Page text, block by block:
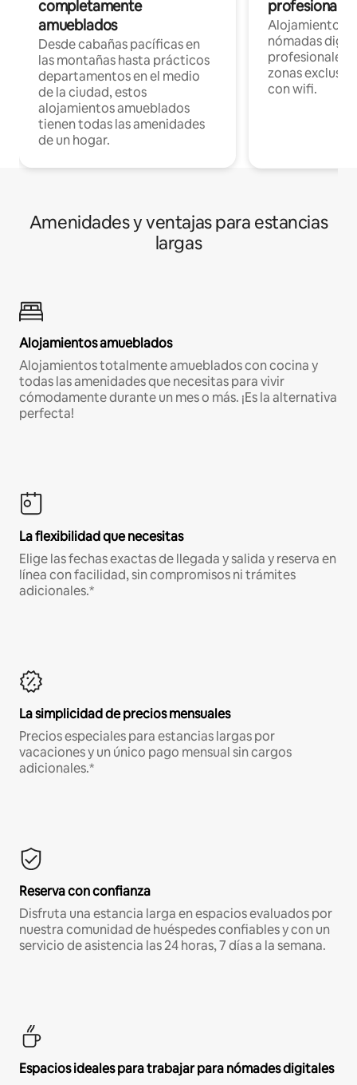
completamente
amueblados
Desde cabañas pacíficas en
las montañas hasta prácticos
departamentos en el medio
de la ciudad, estos
alojamientos amueblados
tienen todas las amenidades
de un hogar.
Alojamientos
nómadas
profesionales
zonas
con wifi.
Amenidades y ventajas para estancias
largas
Alojamientos amueblados
Alojamientos totalmente amueblados con cocina y
todas las amenidades que necesitas para vivir
cómodamente durante un mes o más. ¡Es la alternativa
perfecta!
La flexibilidad que necesitas
Elige las fechas exactas de llegada y salida y reserva en
línea con facilidad, sin compromisos ni trámites
adicionales.*
La simplicidad de precios mensuales
Precios especiales para estancias largas por
vacaciones y un único pago mensual sin cargos
adicionales.*
Reserva con confianza
Disfruta una estancia larga en espacios evaluados por
nuestra comunidad de huéspedes confiables y con un
servicio de asistencia las 24 horas, 7 días a la semana.
Espacios ideales para trabajar para nómades digitales